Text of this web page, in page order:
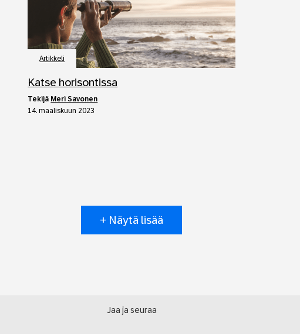
Artikkeli
Katse horisontissa
tekijä Meri Savonen
14. maaliskuun 2023
+ Näytä lisää
Jaa ja seuraa